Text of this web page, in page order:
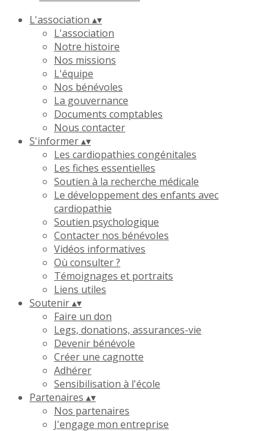
L'association ▴▾
L'association
Notre histoire
Nos missions
L'équipe
Nos bénévoles
La gouvernance
Documents comptables
Nous contacter
S'informer▴▾
Les cardiopathies congénitales
Les fiches essentielles
Soutien à la recherche médicale
Le développement des enfants avec
cardiopathie
Soutien psychologique
Contacter nos bénévoles
Vidéos informatives
Où consulter ?
Témoignages et portraits
Liens utiles
Soutenir▴▾
Faire un don
Legs, donations, assurances-vie
Devenir bénévole
Créer une cagnotte
Adhérer
Sensibilisation à l'école
Partenaires ▴▾
Nos partenaires
J'engage mon entreprise